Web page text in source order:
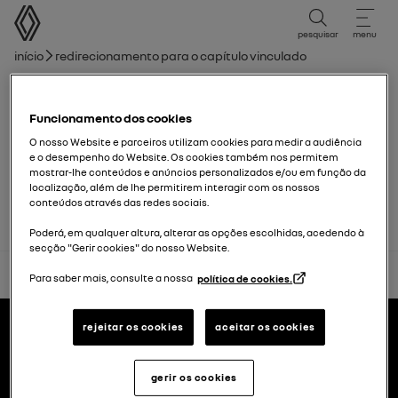
Manual do Utilizador
pesquisar menu
Caminho de navegação
Início Redirecionamento para o capítulo vinculado
Iluminação e sinalização
Iluminação interior: substituir lâmpadas
voltar ao topo
Rodapé
Funcionamento dos cookies
O nosso Website e parceiros utilizam cookies para medir a audiência
e o desempenho do Website. Os cookies também nos permitem
mostrar-lhe conteúdos e anúncios personalizados e/ou em função da
localização, além de lhe permitirem interagir com os nossos
conteúdos através das redes sociais.
Poderá, em qualquer altura, alterar as opções escolhidas, acedendo à
secção "Gerir cookies" do nosso Website.
Para saber mais, consulte a nossa política de cookies.
rejeitar os cookies aceitar os cookies
gerir os cookies